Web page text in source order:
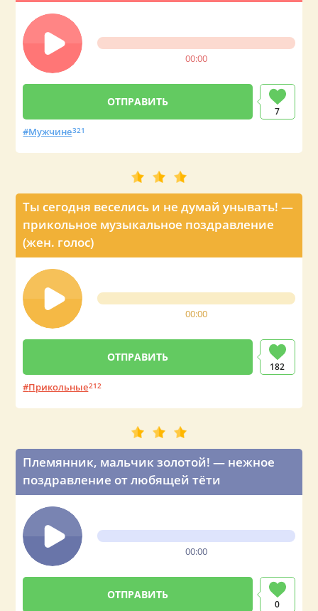
00:00
7
Мужчине321
Ты сегодня веселись и не думай унывать! —
прикольное музыкальное поздравление
(жен. голос)
00:00
182
Прикольные212
Племянник, мальчик золотой! — нежное
поздравление от любящей тёти
00:00
0